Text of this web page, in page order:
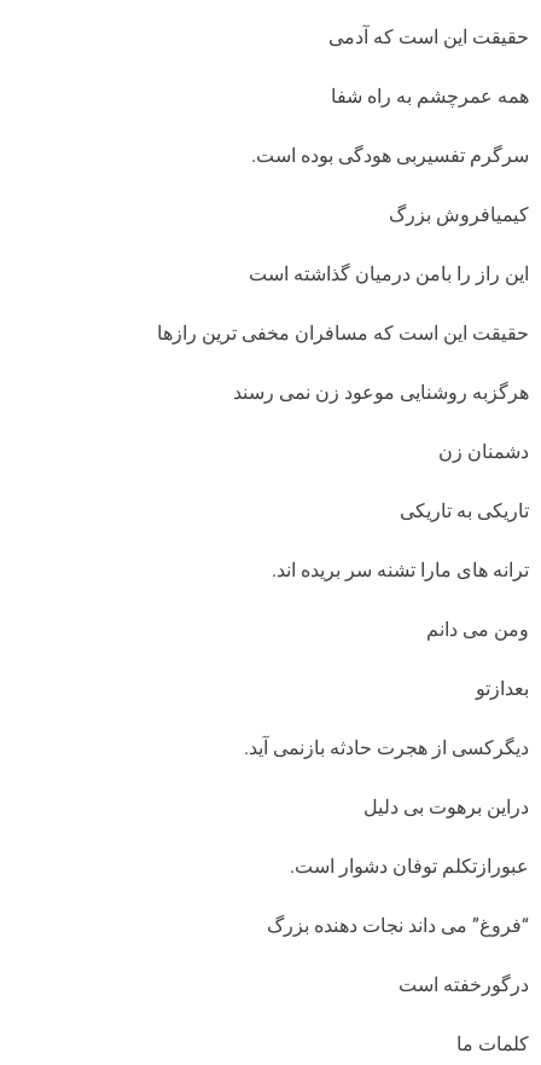
حقیقت این است که آدمی
همه عمرچشم به راه شفا
سرگرم تفسیربی هودگی بوده است.
کیمیافروش بزرگ
این راز را بامن درمیان گذاشته است
حقیقت این است که مسافران مخفی ترین رازها
هرگزبه روشنایی موعود زن نمی رسند
دشمنان زن
تاریکی به تاریکی
ترانه های مارا تشنه سر بریده اند.
ومن می دانم
بعدازتو
دیگرکسی از هجرت حادثه بازنمی آید.
دراین برهوت بی دلیل
عبورازتکلم توفان دشوار است.
“فروغ” می داند نجات دهنده بزرگ
درگورخفته است
کلمات ما